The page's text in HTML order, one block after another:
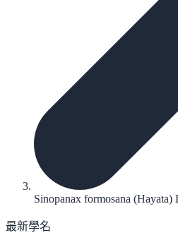
Sinopanax formosana (Hayata)
最新學名